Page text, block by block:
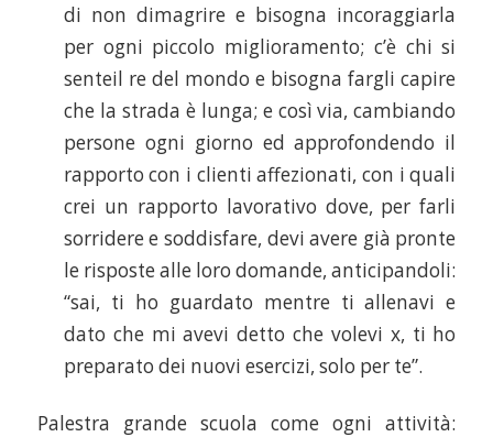
di non dimagrire e bisogna incoraggiarla
per ogni piccolo miglioramento; c’è chi si
senteil re del mondo e bisogna fargli capire
che la strada è lunga; e così via, cambiando
persone ogni giorno ed approfondendo il
rapporto con i clienti affezionati, con i quali
crei un rapporto lavorativo dove, per farli
sorridere e soddisfare, devi avere già pronte
le risposte alle loro domande, anticipandoli:
“sai, ti ho guardato mentre ti allenavi e
dato che mi avevi detto che volevi x, ti ho
preparato dei nuovi esercizi, solo per te”.
Palestra grande scuola come ogni attività: